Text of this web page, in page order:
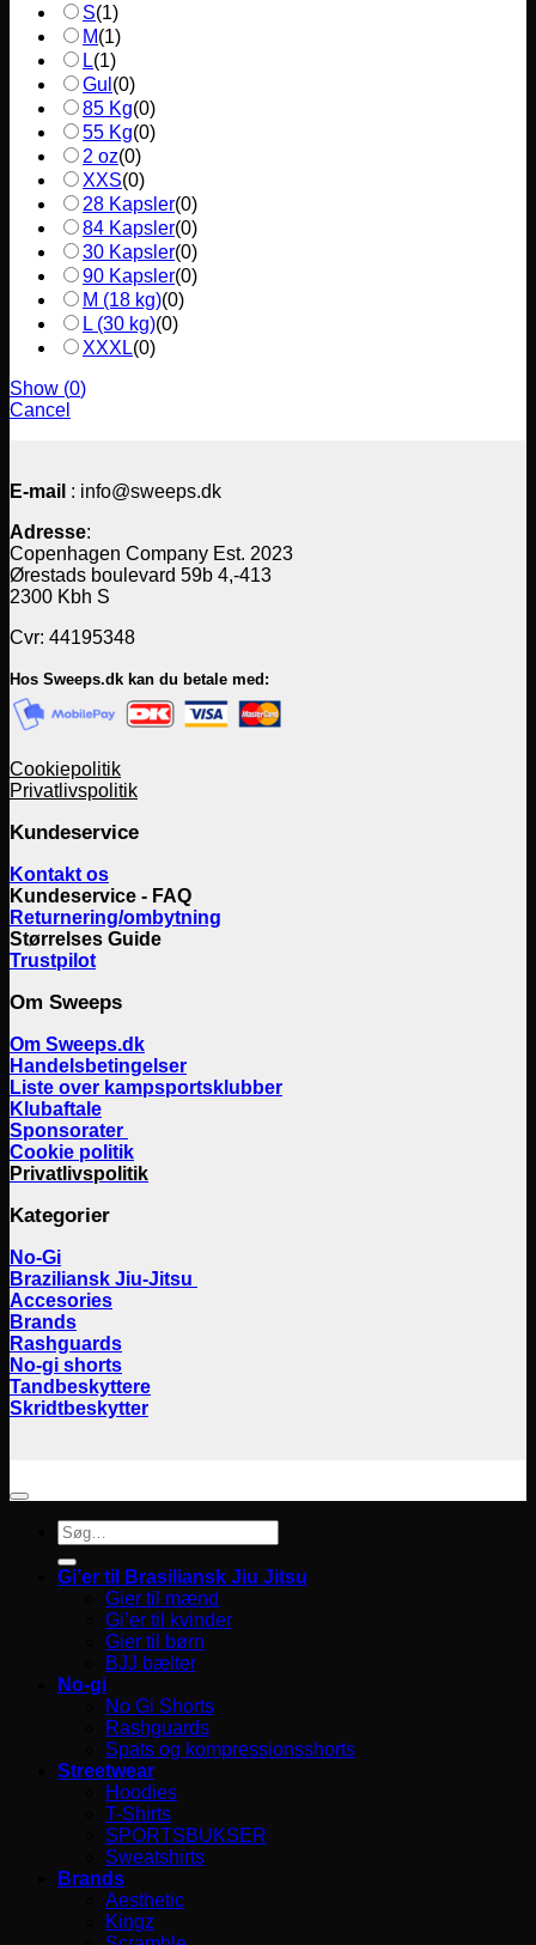
S(1)
M(1)
L(1)
Gul (0)
85 Kg(0)
55 Kg(0)
2 oz(0)
XXS(0)
28 Kapsler(0)
84 Kapsler(0)
30 Kapsler(0)
90 Kapsler(0)
M (18 kg)(0)
L (30 kg)(0)
XXXL(0)
Show (0)
Cancel
E-mail : info@sweeps.dk
Adresse:
Copenhagen Company Est. 2023
Ørestads boulevard 59b 4,-413
2300 Kbh S
Cvr: 44195348
Hos Sweeps.dk kan du betale med:
Cookiepolitik
Privatlivspolitik
Kundeservice
Kontakt os
Kundeservice - FAQ
Returnering/ombytning
Størrelses Guide
Trustpilot
Om Sweeps
Om Sweeps.dk
Handelsbetingelser
Liste over kampsportsklubber
Klubaftale
Sponsorater
Cookie politik
Privatlivspolitik
Kategorier
No-Gi
Braziliansk Jiu-Jitsu
Accesories
Brands
Rashguards
No-gi shorts
Tandbeskyttere
Skridtbeskytter
Søg
efter:
Gi’er til Brasiliansk Jiu Jitsu
Gier til mænd
Gi’er til kvinder
Gier til børn
BJJ bælter
No-gi
No Gi Shorts
Rashguards
Spats og kompressionsshorts
Streetwear
Hoodies
T-Shirts
SPORTSBUKSER
Sweatshirts
Brands
Aesthetic
Kingz